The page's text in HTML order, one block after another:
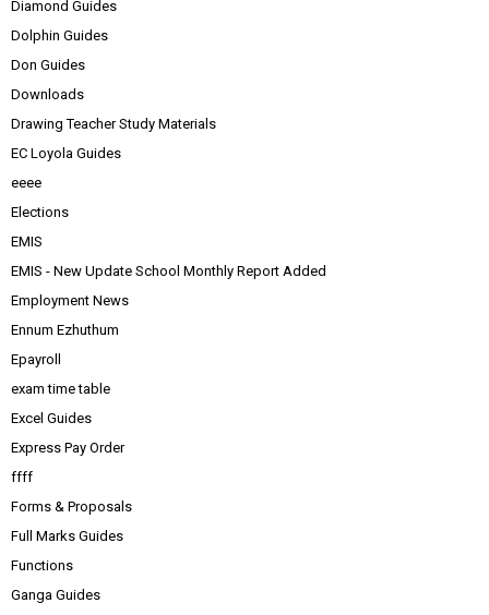
Diamond Guides
Dolphin Guides
Don Guides
Downloads
Drawing Teacher Study Materials
EC Loyola Guides
eeee
Elections
EMIS
EMIS - New Update School Monthly Report Added
Employment News
Ennum Ezhuthum
Epayroll
exam time table
Excel Guides
Express Pay Order
ffff
Forms & Proposals
Full Marks Guides
Functions
Ganga Guides